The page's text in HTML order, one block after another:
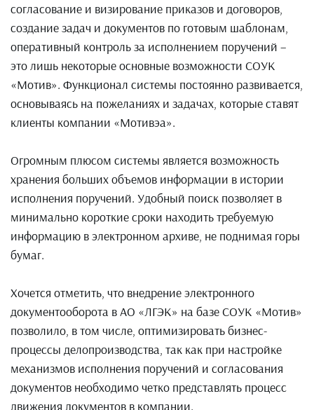
согласование и визирование приказов и договоров,
создание задач и документов по готовым шаблонам,
оперативный контроль за исполнением поручений –
это лишь некоторые основные возможности СОУК
«Мотив». Функционал системы постоянно развивается,
основываясь на пожеланиях и задачах, которые ставят
клиенты компании «Мотивэа».
Огромным плюсом системы является возможность
хранения больших объемов информации в истории
исполнения поручений. Удобный поиск позволяет в
минимально короткие сроки находить требуемую
информацию в электронном архиве, не поднимая горы
бумаг.
Хочется отметить, что внедрение электронного
документооборота в АО «ЛГЭК» на базе СОУК «Мотив»
позволило, в том числе, оптимизировать бизнес-
процессы делопроизводства, так как при настройке
механизмов исполнения поручений и согласования
документов необходимо четко представлять процесс
движения документов в компании.